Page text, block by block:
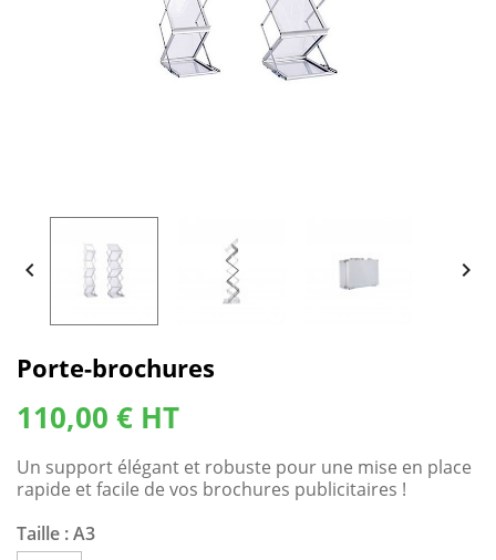
 
Porte-brochures
110,00 € HT
Un support élégant et robuste pour une mise en place
rapide et facile de vos brochures publicitaires !
Taille : A3